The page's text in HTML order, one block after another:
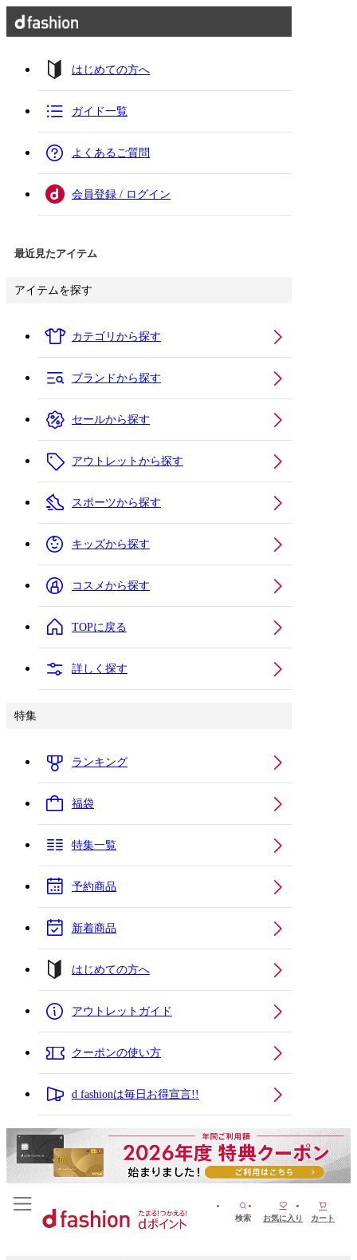
はじめての方へ
ガイド一覧
よくあるご質問
会員登録 / ログイン
最近見たアイテム
アイテムを探す
カテゴリから探す
ブランドから探す
セールから探す
アウトレットから探す
スポーツから探す
キッズから探す
コスメから探す
TOPに戻る
詳しく探す
特集
ランキング
福袋
特集一覧
予約商品
新着商品
はじめての方へ
アウトレットガイド
クーポンの使い方
d fashionは毎日お得宣言!!
検索 お気に入り カート